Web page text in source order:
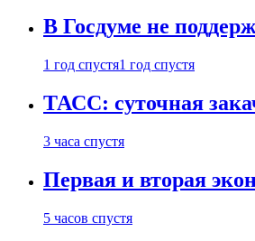
В Госдуме не
1 год спустя1 год спустя
ТАСС: суточная
3 часа спустя
Первая и вторая
5 часов спустя